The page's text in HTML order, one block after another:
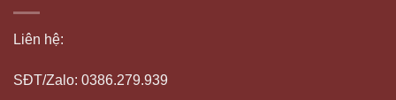
Liên hệ:
SĐT/Zalo: 0386.279.939